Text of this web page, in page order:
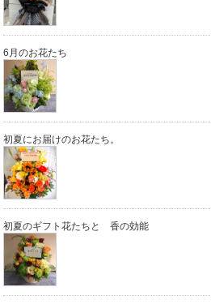
6月のお花たち
初夏にお届けのお花たち。
初夏のギフト花たちと 香の効能